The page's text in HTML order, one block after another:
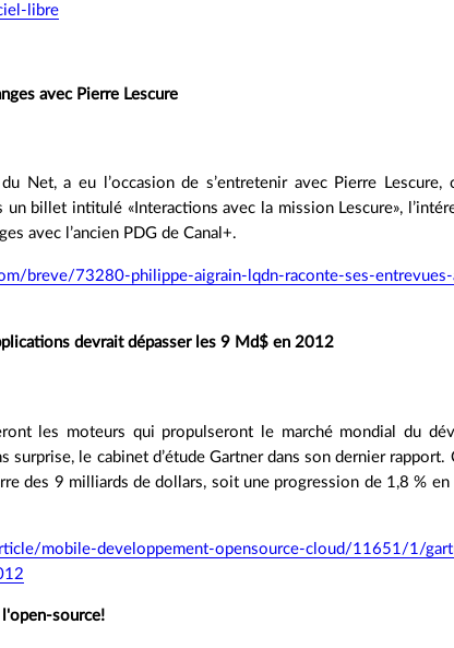
libre
avec Pierre Lescure
Net, a eu l’occasion de s’entretenir avec Pierre Lescure,
billet intitulé «Interactions avec la mission Lescure»,
avec l’ancien PDG de Canal+.
breve/73280-philippe-aigrain-lqdn-raconte-ses-
devrait dépasser les 9 Md$ en 2012
les moteurs qui propulseront le marché mondial du
surprise, le cabinet d’étude Gartner dans son dernier rapport.
des 9 milliards de dollars, soit une progression de 1,8 % en
mobile-developpement-opensource-cloud/11651/1/
l'open-source!